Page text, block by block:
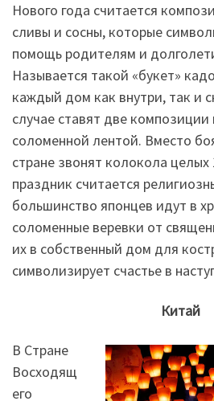
Нового года считается
сливы и сосны, которые
помощь родителям и
Называется такой «букет»
каждый дом как внутри, так и
случае ставят две
соломенной лентой. Вместо
стране звонят колокола целых
праздник считается
большинство японцев идут в
соломенные веревки от
их в собственный дом для
символизирует счастье в
Китай
В Стране
Восходящ
его